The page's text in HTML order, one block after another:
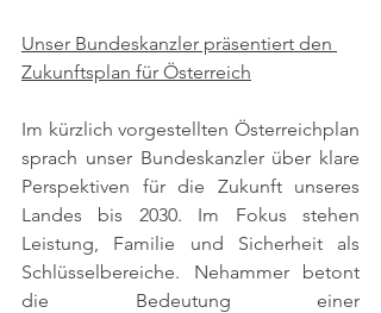
Unser Bundeskanzler präsentiert den
Zukunftsplan für Österreich
Im kürzlich vorgestellten Österreichplan
sprach unser Bundeskanzler über klare
Perspektiven für die Zukunft unseres
Landes bis 2030. Im Fokus stehen
Leistung, Familie und Sicherheit als
Schlüsselbereiche. Nehammer betont
die Bedeutung einer